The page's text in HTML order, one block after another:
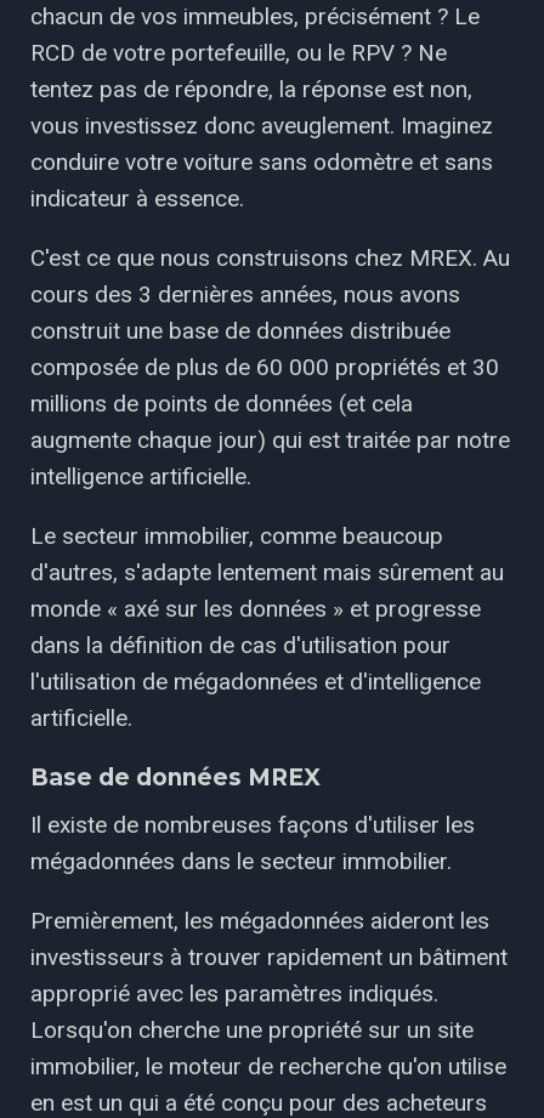
chacun de vos immeubles, précisément ? Le
RCD de votre portefeuille, ou le RPV ? Ne
tentez pas de répondre, la réponse est non,
vous investissez donc aveuglement. Imaginez
conduire votre voiture sans odomètre et sans
indicateur à essence.
C'est ce que nous construisons chez MREX. Au
cours des 3 dernières années, nous avons
construit une base de données distribuée
composée de plus de 60 000 propriétés et 30
millions de points de données (et cela
augmente chaque jour) qui est traitée par notre
intelligence artificielle.
Le secteur immobilier, comme beaucoup
d'autres, s'adapte lentement mais sûrement au
monde « axé sur les données » et progresse
dans la définition de cas d'utilisation pour
l'utilisation de mégadonnées et d'intelligence
artificielle.
Base de données MREX
Il existe de nombreuses façons d'utiliser les
mégadonnées dans le secteur immobilier.
Premièrement, les mégadonnées aideront les
investisseurs à trouver rapidement un bâtiment
approprié avec les paramètres indiqués.
Lorsqu'on cherche une propriété sur un site
immobilier, le moteur de recherche qu'on utilise
en est un qui a été conçu pour des acheteurs